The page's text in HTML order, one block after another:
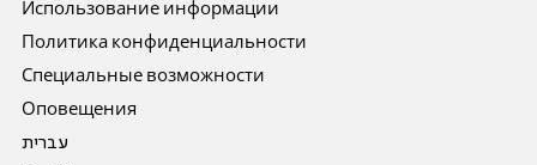
Использование информации
Политика конфиденциальности
Специальные возможности
Оповещения
עברית